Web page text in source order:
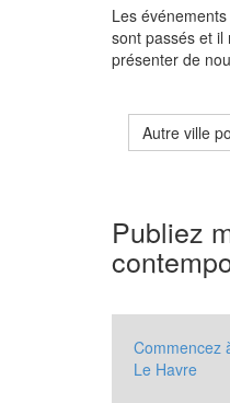
Les
sont passés et
présenter de
Autre ville
Publiez
Commencez
Le Havre